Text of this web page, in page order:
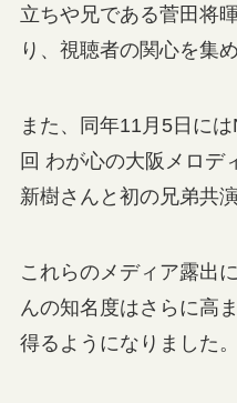
立ちや兄である菅田将
り、視聴者の関心を集
また、同年11月5日に
回 わが心の大阪メロデ
新樹さんと初の兄弟共
これらのメディア露出
んの知名度はさらに高
得るようになりました。